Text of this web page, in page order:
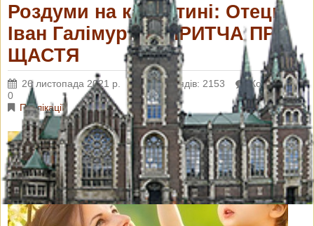
Роздуми на карантині: Отець
Іван Галімурка - ПРИТЧА ПРО
ЩАСТЯ
26 листопада 2021 р. Переглядів: 2153
Коментарі:
0
Публікації